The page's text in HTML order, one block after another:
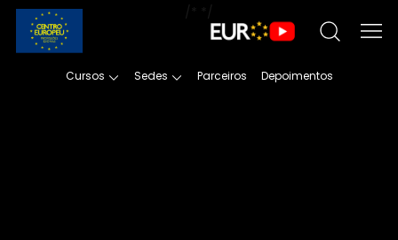
Cursos Sedes Parceiros Depoimentos
/* */